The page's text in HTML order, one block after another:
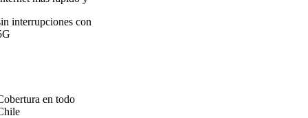
interrupciones con
en todo